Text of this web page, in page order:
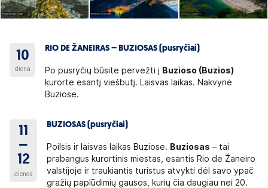
10
diena
RIO DE ŽANEIRAS – BUZIOSAS (pusryčiai)
Po pusryčių būsite pervežti į Buzioso (Buzios)
kurorte esantį viešbutį. Laisvas laikas. Nakvynė
Buziose.
11
–
12
dienos
BUZIOSAS (pusryčiai)
Poilsis ir laisvas laikas Buziose. Buziosas – tai
prabangus kurortinis miestas, esantis Rio de Žaneiro
valstijoje ir traukiantis turistus atvykti dėl savo ypač
gražių paplūdimių gausos, kurių čia daugiau nei 20.